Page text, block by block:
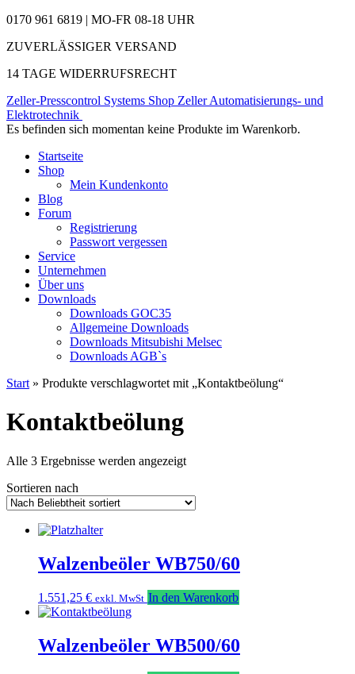
0170 961 6819 | MO-FR 08-18 UHR
ZUVERLÄSSIGER VERSAND
14 TAGE WIDERRUFSRECHT
Zeller-Presscontrol Systems Shop Zeller Automatisierungs- und
Elektrotechnik
Es befinden sich momentan keine Produkte im Warenkorb.
Startseite
Shop
Mein Kundenkonto
Blog
Forum
Registrierung
Passwort vergessen
Service
Unternehmen
Über uns
Downloads
Downloads GOC35
Allgemeine Downloads
Downloads Mitsubishi Melsec
Downloads AGB`s
Start » Produkte verschlagwortet mit „Kontaktbeölung“
Kontaktbeölung
Alle 3 Ergebnisse werden angezeigtNach
Sortieren nach
Walzenbeöler WB750/60
1.551,25 € exkl. MwSt In den Warenkorb
Walzenbeöler WB500/60